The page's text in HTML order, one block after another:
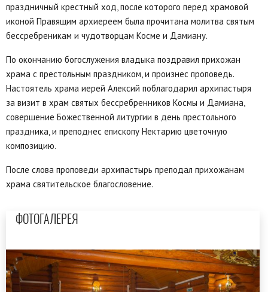
праздничный крестный ход, после которого перед храмовой
иконой Правящим архиереем была прочитана молитва святым
бессребреникам и чудотворцам Косме и Дамиану.
По окончанию богослужения владыка поздравил прихожан
храма с престольным праздником, и произнес проповедь.
Настоятель храма иерей Алексий поблагодарил архипастыря
за визит в храм святых бессребренников Космы и Дамиана,
совершение Божественной литургии в день престольного
праздника, и преподнес епископу Нектарию цветочную
композицию.
После слова проповеди архипастырь преподал прихожанам
храма святительское благословение.
ФОТОГАЛЕРЕЯ